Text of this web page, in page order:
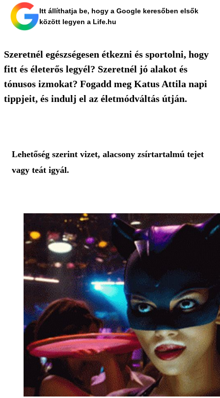
Itt állíthatja be, hogy a Google keresőben elsők
között legyen a Life.hu
Szeretnél egészségesen étkezni és sportolni, hogy
fitt és életerős legyél? Szeretnél jó alakot és
tónusos izmokat? Fogadd meg Katus Attila napi
tippjeit, és indulj el az életmódváltás útján.
Lehetőség szerint vizet, alacsony zsírtartalmú tejet
vagy teát igyál.